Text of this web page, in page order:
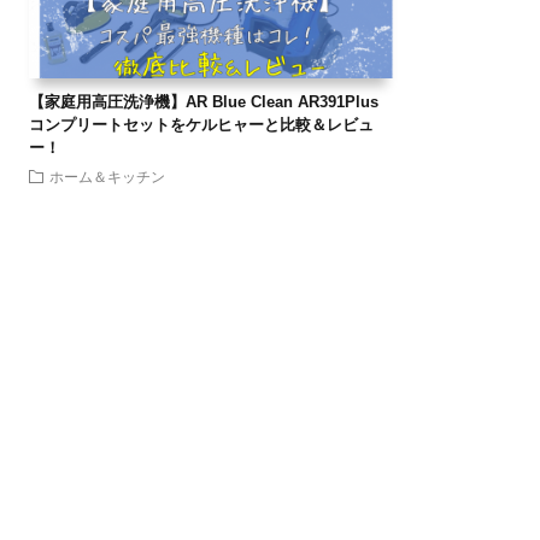
【家庭用高圧洗浄機】AR Blue Clean AR391Plus
コンプリートセットをケルヒャーと比較＆レビュ
ー！
ホーム＆キッチン